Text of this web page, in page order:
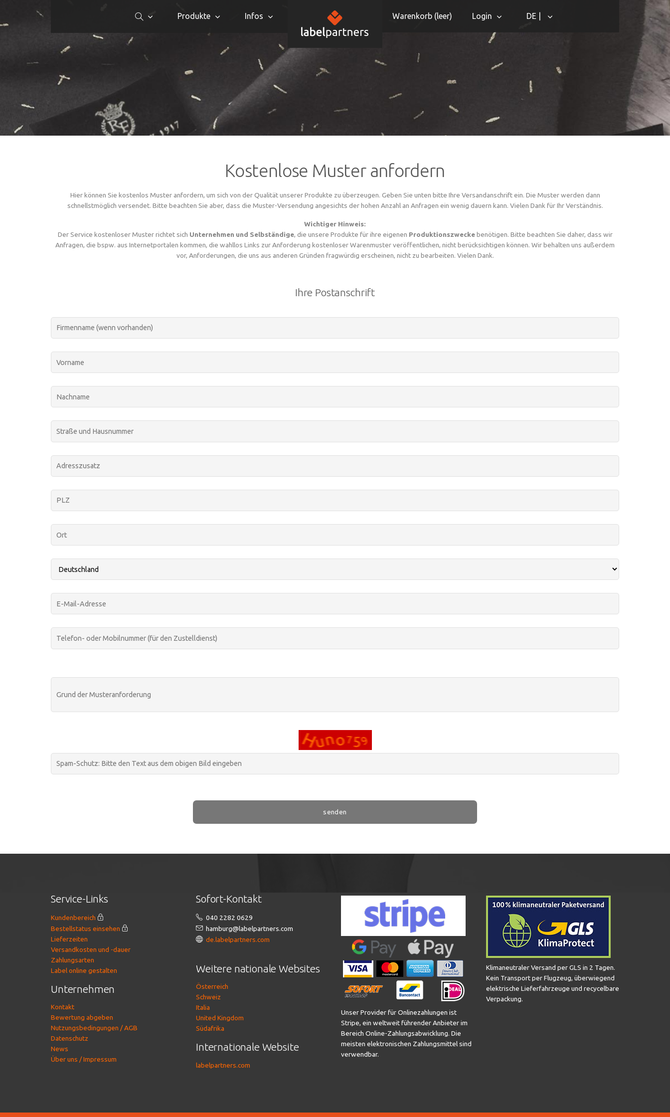
Produkte Infos Warenkorb (leer) Login DE |
Kostenlose Muster anfordern
Hier können Sie kostenlos Muster anfordern, um sich von der Qualität unserer Produkte zu überzeugen. Geben Sie unten bitte Ihre Versandanschrift ein. Die Muster werden dann
schnellstmöglich versendet. Bitte beachten Sie aber, dass die Muster-Versendung angesichts der hohen Anzahl an Anfragen ein wenig dauern kann. Vielen Dank für Ihr Verständnis.
Wichtiger Hinweis:
Der Service kostenloser Muster richtet sich Unternehmen und Selbständige, die unsere Produkte für ihre eigenen Produktionszweckebenötigen. Bitte beachten Sie daher, dass wir
Anfragen, die bspw. aus Internetportalen kommen, die wahllos Links zur Anforderung kostenloser Warenmuster veröffentlichen, nicht berücksichtigen können. Wir behalten uns außerdem
vor, Anforderungen, die uns aus anderen Gründen fragwürdig erscheinen, nicht zu bearbeiten. Vielen Dank.
Ihre Postanschrift
senden
Service-Links
Kundenbereich
Bestellstatus einsehen
Lieferzeiten
Versandkosten und -dauer
Zahlungsarten
Label online gestalten
Unternehmen
Kontakt
Bewertung abgeben
Nutzungsbedingungen / AGB
Datenschutz
News
Über uns / Impressum
Sofort-Kontakt
040 2282 0629
hamburg@labelpartners.com
de.labelpartners.com
Weitere nationale Websites
Österreich
Schweiz
Italia
United Kingdom
Südafrika
Internationale Website
labelpartners.com
Unser Provider für Onlinezahlungen ist
Stripe, ein weltweit führender Anbieter im
Bereich Online-Zahlungsabwicklung. Die
meisten elektronischen Zahlungsmittel sind
verwendbar.
Klimaneutraler Versand per GLS in 2 Tagen.
Kein Transport per Flugzeug, überwiegend
elektrische Lieferfahrzeuge und recycelbare
Verpackung.